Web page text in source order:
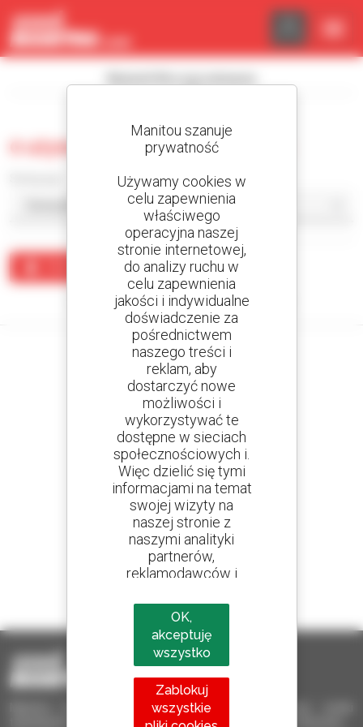
0 używana platforma robocza
Żaden wynik nie odpowiada wyszukiwaniu.
Utwórz swoje alerty
i otrzymuj ogłoszenia o sprzęcie używanym
800 dealerów
Manitou na całym świecie
Manitou Używane – Używany sprzęt przeładunkowy: wózki
teleskopowe, wózki masztowe, samojezdne podnośniki koszowe
Panel zarządzania plikami cookies
Manitou szanuje
prywatność
Używamy cookies w
celu zapewnienia
właściwego
operacyjna naszej
stronie internetowej,
do analizy ruchu w
celu zapewnienia
jakości i indywidualne
doświadczenie za
pośrednictwem
naszego treści i
reklam, aby
dostarczyć nowe
możliwości i
wykorzystywać te
dostępne w sieciach
społecznościowych i.
Więc dzielić się tymi
informacjami na temat
swojej wizyty na
naszej stronie z
naszymi analityki
partnerów,
reklamodawców i
OK,
akceptuję
wszystko
Zablokuj
wszystkie